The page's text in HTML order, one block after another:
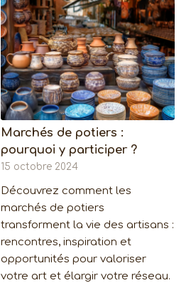
Marchés de potiers :
pourquoi y participer ?
15 octobre 2024
Découvrez comment les
marchés de potiers
transforment la vie des artisans :
rencontres, inspiration et
opportunités pour valoriser
votre art et élargir votre réseau.